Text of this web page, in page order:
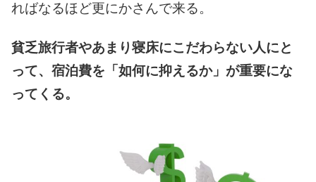
ればなるほど更にかさんで来る。
貧乏旅行者やあまり寝床にこだわらない人にと
って、宿泊費を 「如何に抑えるか」が重要にな
ってくる。